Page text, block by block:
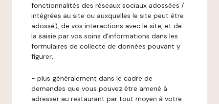
fonctionnalités des réseaux sociaux adossées /
intégrées au site ou auxquelles le site peut être
adossé), de vos interactions avec le site, et de
la saisie par vos soins d'informations dans les
formulaires de collecte de données pouvant y
figurer,
- plus généralement dans le cadre de
demandes que vous pouvez être amené à
adresser au restaurant par tout moyen à votre